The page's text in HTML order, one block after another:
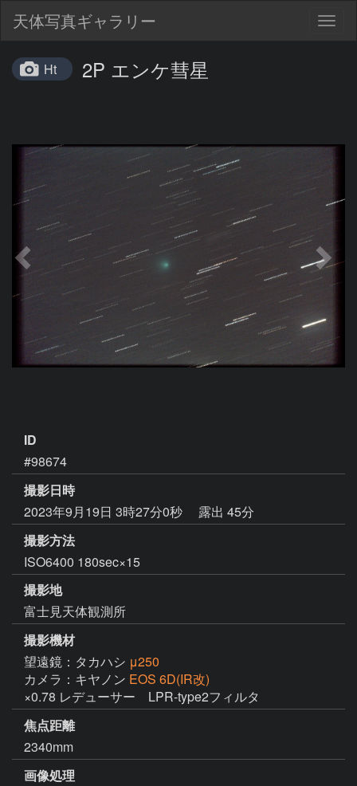
天体写真ギャラリー
Ht 2P エンケ彗星
ID
#98674
撮影日時
2023年9月19日 3時27分0秒
露出 45分
撮影方法
ISO6400 180sec×15
撮影地
富士見天体観測所
撮影機材
望遠鏡：タカハシ μ250
カメラ：キヤノン EOS 6D(IR改)
×0.78 レデューサー　LPR-type2フィルタ
焦点距離
2340mm
画像処理